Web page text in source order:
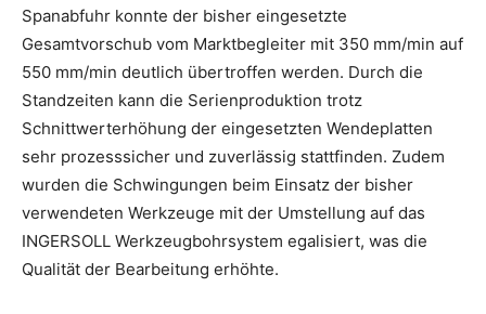
Spanabfuhr konnte der bisher eingesetzte
Gesamtvorschub vom Marktbegleiter mit 350 mm/min auf
550 mm/min deutlich übertroffen werden. Durch die
Standzeiten kann die Serienproduktion trotz
Schnittwerterhöhung der eingesetzten Wendeplatten
sehr prozesssicher und zuverlässig stattfinden. Zudem
wurden die Schwingungen beim Einsatz der bisher
verwendeten Werkzeuge mit der Umstellung auf das
INGERSOLL Werkzeugbohrsystem egalisiert, was die
Qualität der Bearbeitung erhöhte.